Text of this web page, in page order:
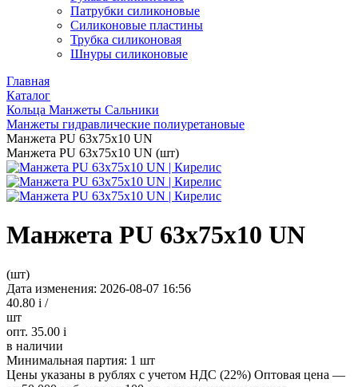
Патрубки силиконовые
Силиконовые пластины
Трубка силиконовая
Шнуры силиконовые
Главная
Каталог
Кольца Манжеты Сальники
Манжеты гидравлические полиуретановые
Манжета PU 63х75х10 UN
Манжета PU 63х75х10 UN (шт)
Манжета PU 63х75х10 UN
(шт)
Дата изменения: 2026-08-07 16:56
40.80 i /
шт
опт. 35.00 i
в наличии
Минимальная партия: 1 шт
Цены указаны в рублях с учетом НДС (22%) Оптовая цена —